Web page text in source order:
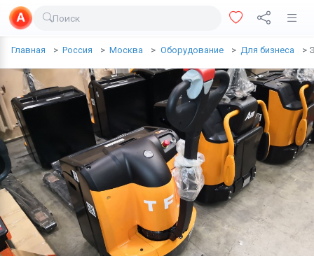
Поиск
Главная Россия Москва Оборудование Для бизнеса
Доставка еды
Транспорт
Недвижимость
Личные вещи
Одежда и обувь
Электроника
Все для дома